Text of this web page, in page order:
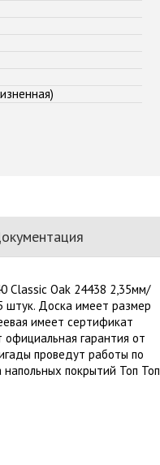
Classic Oak 24438 2,35мм/
штук. Доска имеет размер
имеет сертификат
гарантия от
проведут работы по
покрытий Топ Топ